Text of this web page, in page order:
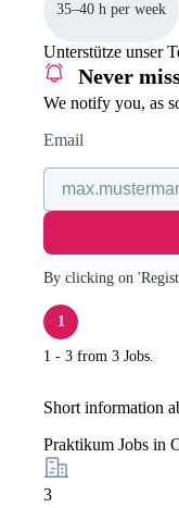
35–40 h per week
Unterstütze unser
Never
We notify you, as
Email
By clicking on
1
1 - 3 from 3 Jobs.
Short information
Praktikum Jobs in
3